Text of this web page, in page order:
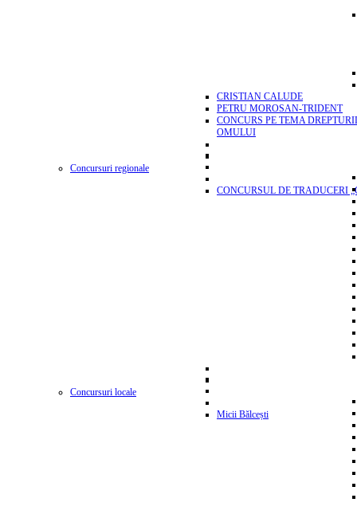
CRISTIAN CALUDE
PETRU MOROSAN-TRIDENT
CONCURS PE TEMA
OMULUI
Concursuri regionale
CONCURSUL DE TRADUCERI
Concursuri locale
Micii Bălcești